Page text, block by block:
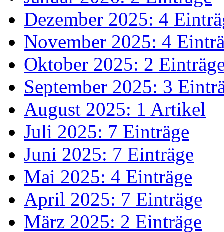
Dezember 2025: 4
November 2025: 4
Oktober 2025: 2
September 2025: 3
August 2025: 1 Artikel
Juli 2025: 7 Einträge
Juni 2025: 7 Einträge
Mai 2025: 4 Einträge
April 2025: 7 Einträge
März 2025: 2 Einträge